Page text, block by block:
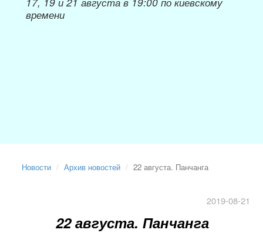
времени
Новости Архив новостей 22 августа. Панчанга
2019-08-21
22 августа. Панчанга